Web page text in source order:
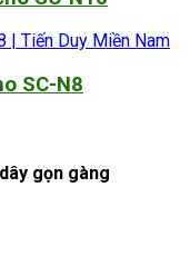
SC-N8
gọn gàng